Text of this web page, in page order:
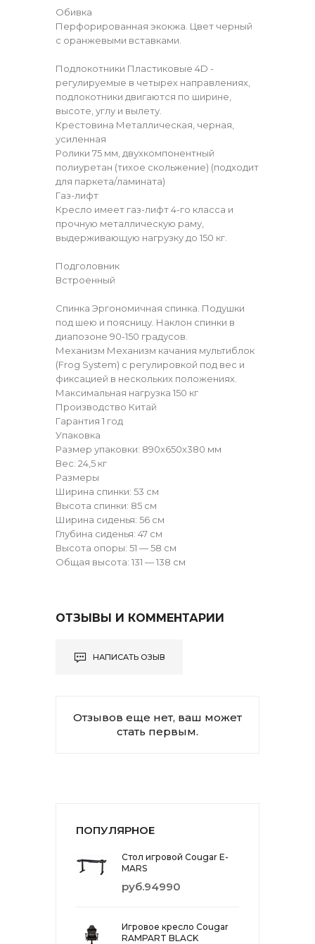
Обивка
Перфорированная экокжа. Цвет черный
с оранжевыми вставками.
Подлокотники Пластиковые 4D -
регулируемые в четырех направлениях,
подлокотники двигаются по ширине,
высоте, углу и вылету.
Крестовина Металлическая, черная,
усиленная
Ролики 75 мм, двухкомпонентный
полиуретан (тихое скольжение) (подходит
для паркета/ламината)
Газ-лифт
Кресло имеет газ-лифт 4-го класса и
прочную металлическую раму,
выдерживающую нагрузку до 150 кг.
Подголовник
Встроенный
Спинка Эргономичная спинка. Подушки
под шею и поясницу. Наклон спинки в
диапозоне 90-150 градусов.
Механизм Механизм качания мультиблок
(Frog System) с регулировкой под вес и
фиксацией в нескольких положениях.
Максимальная нагрузка 150 кг
Производство Китай
Гарантия 1 год
Упаковка
Размер упаковки: 890x650x380 мм
Вес: 24,5 кг
Размеры
Ширина спинки: 53 см
Высота спинки: 85 см
Ширина сиденья: 56 см
Глубина сиденья: 47 см
Высота опоры: 51 — 58 см
Общая высота: 131 — 138 см
ОТЗЫВЫ И КОММЕНТАРИИ
НАПИСАТЬ ОЗЫВ
Отзывов еще нет, ваш может
стать первым.
ПОПУЛЯРНОЕ
Стол игровой Cougar E-
MARS
руб.94990
Игровое кресло Cougar
RAMPART BLACK